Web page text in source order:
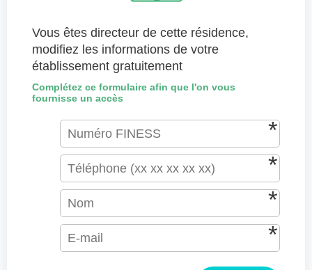
Vous êtes directeur de cette résidence,
modifiez les informations de votre
établissement gratuitement
Complétez ce formulaire afin que l'on vous
fournisse un accès